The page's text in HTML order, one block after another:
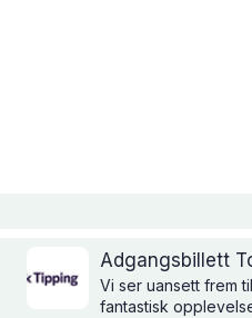
Adgangsbillett
Vi ser uansett frem
fantastisk